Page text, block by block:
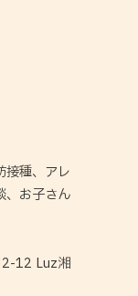
接種、アレ
、お子さん
2-12 Luz湘